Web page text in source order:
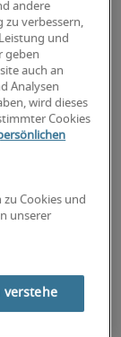
andere
zu verbessern,
und
geben
auch an
Analysen
wird dieses
Cookies
Cookies und
unserer
verstehe